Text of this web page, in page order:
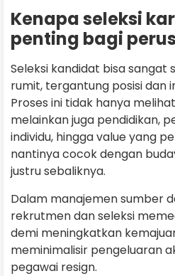
Kenapa seleksi
penting bagi
Seleksi kandidat bisa sangat
rumit, tergantung posisi dan
Proses ini tidak hanya
melainkan juga pendidikan,
individu, hingga value yang
nantinya cocok dengan
justru sebaliknya.
Dalam manajemen sumber
rekrutmen dan seleksi
demi meningkatkan
meminimalisir pengeluaran
pegawai resign.